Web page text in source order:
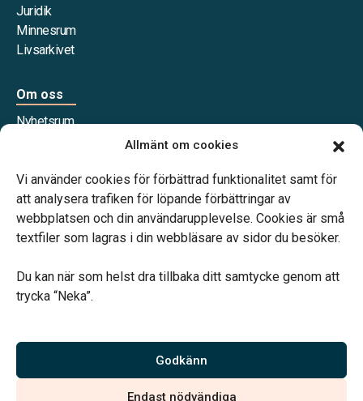
Allmänt om cookies
Vi använder cookies för förbättrad funktionalitet samt för
att analysera trafiken för löpande förbättringar av
webbplatsen och din användarupplevelse. Cookies är små
textfiler som lagras i din webbläsare av sidor du besöker.
Du kan när som helst dra tillbaka ditt samtycke genom att
trycka “Neka”.
Godkänn
Endast nödvändiga
Juridik
Minnesrum
Livsarkivet
Om oss
Nyhetsrum
Våra samarbetspartners
familjejuridiken – genom hela livet.